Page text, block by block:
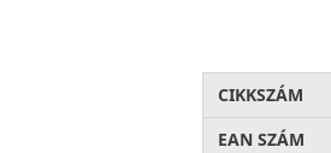
CIKKSZÁM
EAN SZÁM